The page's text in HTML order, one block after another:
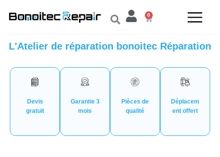
0
Panier
L'Atelier de réparation bonoitec Réparation
Devis
gratuit
Garantie 3
mois
Pièces de
qualité
Déplacem
ent offert